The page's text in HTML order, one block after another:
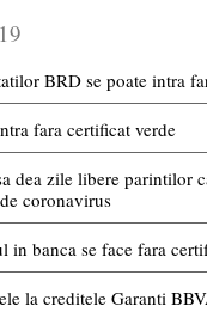
BRD se poate intra
fara certificat verde
dea zile libere parintilor
coronavirus
in banca se face fara
la creditele Garanti